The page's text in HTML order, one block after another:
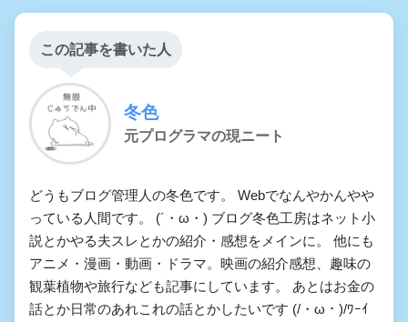
この記事を書いた人
冬色
元プログラマの現ニート
どうもブログ管理人の冬色です。 Webでなんやかんやや
っている人間です。 (´・ω・) ブログ冬色工房はネット小
説とかやる夫スレとかの紹介・感想をメインに。 他にも
アニメ・漫画・動画・ドラマ。映画の紹介感想、趣味の
観葉植物や旅行なども記事にしています。 あとはお金の
話とか日常のあれこれの話とかしたいです (/・ω・)/ﾜｰｲ